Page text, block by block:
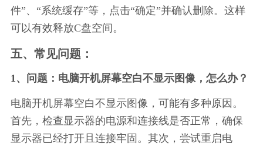
件”、“系统缓存”等，点击“确定”并确认删除。这样
可以有效释放C盘空间。
五、常见问题：
1、问题：电脑开机屏幕空白不显示图像，怎么办？
电脑开机屏幕空白不显示图像，可能有多种原因。
首先，检查显示器的电源和连接线是否正常，确保
显示器已经打开且连接牢固。其次，尝试重启电